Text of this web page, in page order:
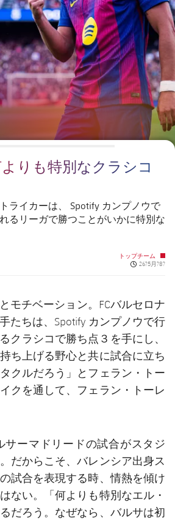
りも特別なクラシコ
ライカーは、 Spotify カンプノウで
るリーガで勝つことがいかに特別な
トップチーム
Published
26?5月?8?
モチベーション。FCバルセロナ
たちは、Spotify カンプノウで行
クラシコで勝ち点３を手にし、
ち上げる野心と共に試合に立ち
クルだろう」とフェラン・トー
クを通して、フェラン・トーレ
サーマドリードの試合がスタジ
だからこそ、バレンシア出身ス
試合を表現する時、情熱を傾け
ない。「何よりも特別なエル・
だろう。なぜなら、バルサは初